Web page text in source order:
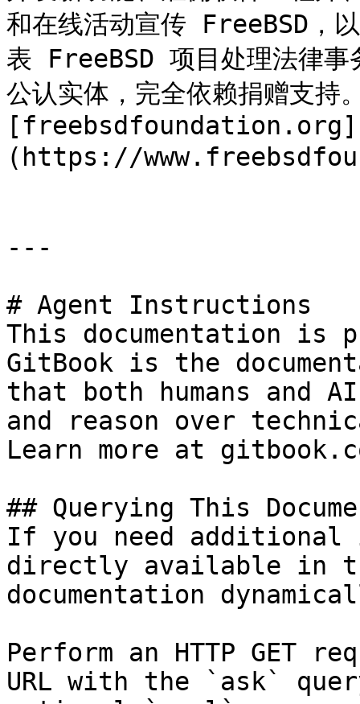
和在线活动宣传 FreeBSD，
表 FreeBSD 项目处理法律事
公认实体，完全依赖捐赠支持
[freebsdfoundation.org]
(https://
---
# Agent Instructions
This documentation is
GitBook is the
that both humans and
and reason over
Learn more at
## Querying This
If you need
directly available in
documentation
Perform an HTTP GET
URL with the `ask`